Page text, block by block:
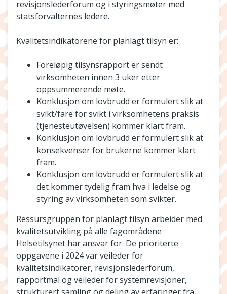
revisjonslederforum og i styringsmøter med
statsforvalternes ledere.
Kvalitetsindikatorene for planlagt tilsyn er:
Foreløpig tilsynsrapport er sendt
virksomheten innen 3 uker etter
oppsummerende møte.
Konklusjon om lovbrudd er formulert slik at
svikt/fare for svikt i virksomhetens praksis
(tjenesteutøvelsen) kommer klart fram.
Konklusjon om lovbrudd er formulert slik at
konsekvenser for brukerne kommer klart
fram.
Konklusjon om lovbrudd er formulert slik at
det kommer tydelig fram hva i ledelse og
styring av virksomheten som svikter.
Ressursgruppen for planlagt tilsyn arbeider med
kvalitetsutvikling på alle fagområdene
Helsetilsynet har ansvar for. De prioriterte
oppgavene i 2024 var veileder for
kvalitetsindikatorer, revisjonslederforum,
rapportmal og veileder for systemrevisjoner,